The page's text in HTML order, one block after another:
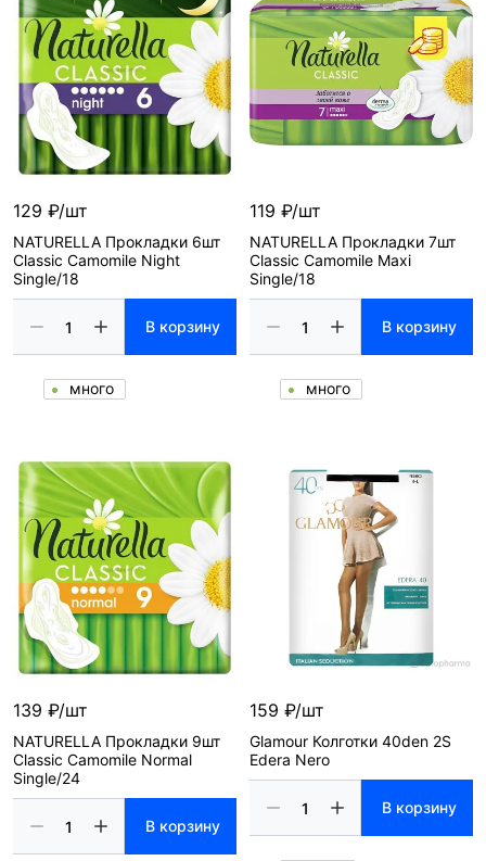
129 ₽/шт
NATURELLA Прокладки 6шт
Classic Camomile Night
Single/18
В корзину
много
119 ₽/шт
NATURELLA Прокладки 7шт
Classic Camomile Maxi
Single/18
В корзину
много
139 ₽/шт
NATURELLA Прокладки 9шт
Classic Camomile Normal
Single/24
В корзину
159 ₽/шт
Glamour Колготки 40den 2S
Edera Nero
В корзину